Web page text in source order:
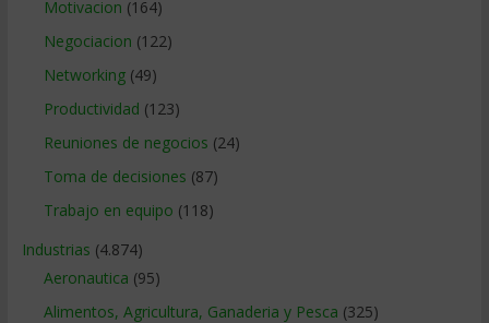
Motivacion (164)
Negociacion (122)
Networking(49)
Productividad (123)
Reuniones de negocios (24)
Toma de decisiones (87)
Trabajo en equipo (118)
Industrias (4.874)
Aeronautica (95)
Alimentos, Agricultura, Ganaderia y Pesca (325)